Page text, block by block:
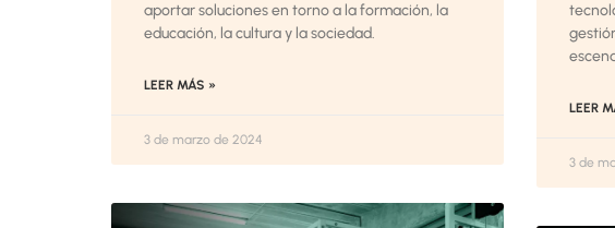
aportar soluciones en torno a la formación, la
educación, la cultura y la sociedad.
LEER MÁS »
3 de marzo de 2024
LEER
3 de